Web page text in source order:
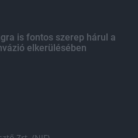
is fontos szerep hárul a
elkerülésében